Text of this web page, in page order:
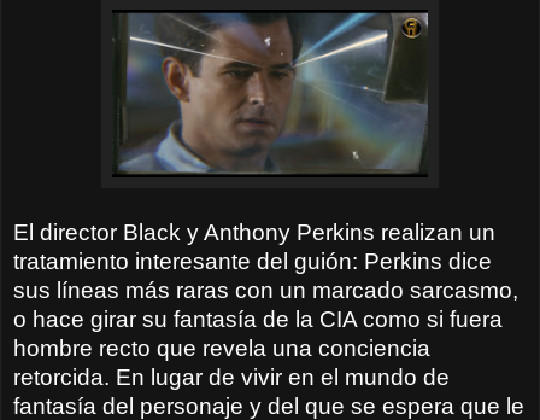
El director Black y Anthony Perkins realizan un
tratamiento interesante del guión: Perkins dice
sus líneas más raras con un marcado sarcasmo,
o hace girar su fantasía de la CIA como si fuera
hombre recto que revela una conciencia
retorcida. En lugar de vivir en el mundo de
fantasía del personaje y del que se espera que le